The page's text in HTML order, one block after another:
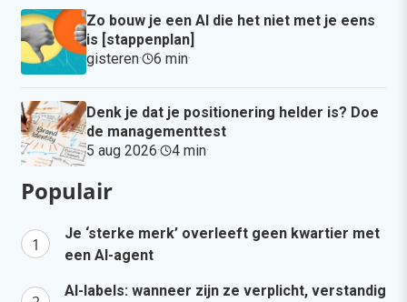
Zo bouw je een AI die het niet met je eens
is [stappenplan]
gisteren· 6 min·
Denk je dat je positionering helder is? Doe
de managementtest
5 aug 2026· 4 min·
Populair
Je ‘sterke merk’ overleeft geen kwartier met
een AI-agent
AI-labels: wanneer zijn ze verplicht, verstandig